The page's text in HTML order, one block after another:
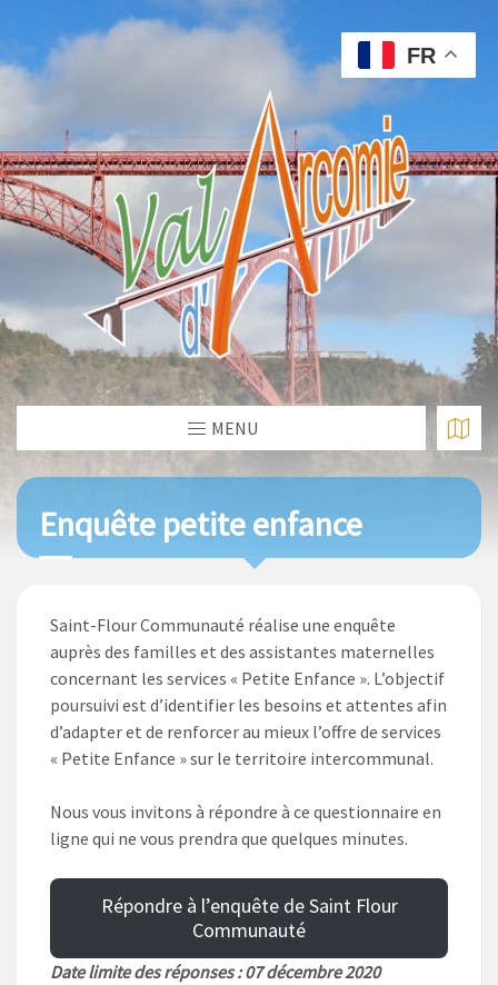
MENU
Enquête petite enfance
Saint-Flour Communauté réalise une enquête
auprès des familles et des assistantes maternelles
concernant les services « Petite Enfance ». L’objectif
poursuivi est d’identifier les besoins et attentes afin
d’adapter et de renforcer au mieux l’offre de services
« Petite Enfance » sur le territoire intercommunal.
Nous vous invitons à répondre à ce questionnaire en
ligne qui ne vous prendra que quelques minutes.
Répondre à l’enquête de Saint Flour
Communauté
Date limite des réponses : 07 décembre 2020
FR